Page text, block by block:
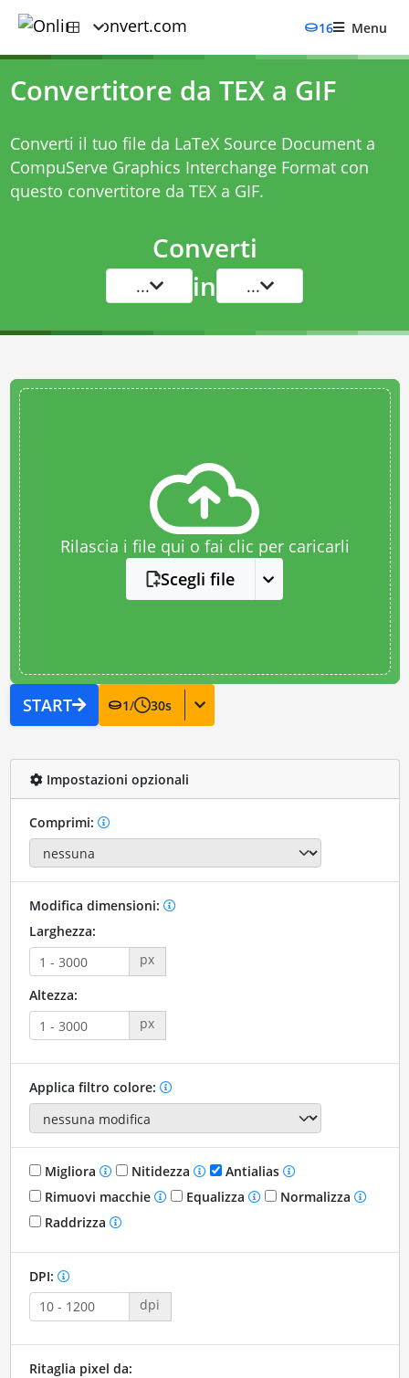
16 Menu
Convertitore da TEX a GIF
Converti il tuo file da LaTeX Source Document a
CompuServe Graphics Interchange Format con
questo convertitore da TEX a GIF.
Converti
... in ...
Rilascia i file qui o fai clic per caricarli
Scegli file
START 1/ 30s
Impostazioni opzionali
Comprimi:
Modifica dimensioni:
Larghezza:
px
Altezza:
px
Applica filtro colore:
Migliora Nitidezza
Antialias
Rimuovi macchie
Equalizza
Normalizza
Raddrizza
DPI:
dpi
Ritaglia pixel da: